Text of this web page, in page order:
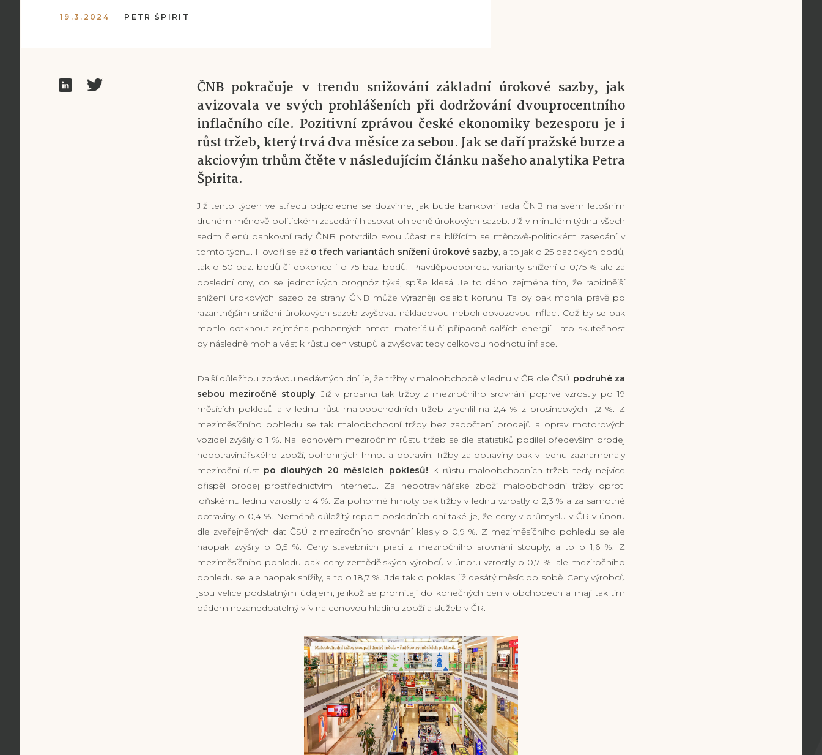
19.3.2024 PETR ŠPIRIT
ČNB pokračuje v trendu snižování základní úrokové sazby, jak
avizovala ve svých prohlášeních při dodržování dvouprocentního
inflačního cíle. Pozitivní zprávou české ekonomiky bezesporu je i
růst tržeb, který trvá dva měsíce za sebou. Jak se daří pražské burze a
akciovým trhům čtěte v následujícím článku našeho analytika Petra
Špirita.
Již tento týden ve středu odpoledne se dozvíme, jak bude bankovní rada ČNB na svém letošním
druhém měnově-politickém zasedání hlasovat ohledně úrokových sazeb. Již v minulém týdnu všech
sedm členů bankovní rady ČNB potvrdilo svou účast na blížícím se měnově-politickém zasedání v
tomto týdnu. Hovoří se až o třech variantách snížení úrokové sazby, a to jak o 25 bazických bodů,
tak o 50 baz. bodů či dokonce i o 75 baz. bodů. Pravděpodobnost varianty snížení o 0,75 % ale za
poslední dny, co se jednotlivých prognóz týká, spíše klesá. Je to dáno zejména tím, že rapidnější
snížení úrokových sazeb ze strany ČNB může výrazněji oslabit korunu. Ta by pak mohla právě po
razantnějším snížení úrokových sazeb zvyšovat nákladovou neboli dovozovou inflaci. Což by se pak
mohlo dotknout zejména pohonných hmot, materiálů či případně dalších energií. Tato skutečnost
by následně mohla vést k růstu cen vstupů a zvyšovat tedy celkovou hodnotu inflace.
Další důležitou zprávou nedávných dní je, že tržby v maloobchodě v lednu v ČR dle ČSÚ podruhé za
sebou meziročně stouply. Již v prosinci tak tržby z meziročního srovnání poprvé vzrostly po 19
měsících poklesů a v lednu růst maloobchodních tržeb zrychlil na 2,4 % z prosincových 1,2 %. Z
meziměsíčního pohledu se tak maloobchodní tržby bez započtení prodejů a oprav motorových
vozidel zvýšily o 1 %. Na lednovém meziročním růstu tržeb se dle statistiků podílel především prodej
nepotravinářského zboží, pohonných hmot a potravin. Tržby za potraviny pak v lednu zaznamenaly
meziroční růst po dlouhých 20 měsících poklesů! K růstu maloobchodních tržeb tedy nejvíce
přispěl prodej prostřednictvím internetu. Za nepotravinářské zboží maloobchodní tržby oproti
loňskému lednu vzrostly o 4 %. Za pohonné hmoty pak tržby v lednu vzrostly o 2,3 % a za samotné
potraviny o 0,4 %. Neméně důležitý report posledních dní také je, že ceny v průmyslu v ČR v únoru
dle zveřejněných dat ČSÚ z meziročního srovnání klesly o 0,9 %. Z meziměsíčního pohledu se ale
naopak zvýšily o 0,5 %. Ceny stavebních prací z meziročního srovnání stouply, a to o 1,6 %. Z
meziměsíčního pohledu pak ceny zemědělských výrobců v únoru vzrostly o 0,7 %, ale meziročního
pohledu se ale naopak snížily, a to o 18,7 %. Jde tak o pokles již desátý měsíc po sobě. Ceny výrobců
jsou velice podstatným údajem, jelikož se promítají do konečných cen v obchodech a mají tak tím
pádem nezanedbatelný vliv na cenovou hladinu zboží a služeb v ČR.